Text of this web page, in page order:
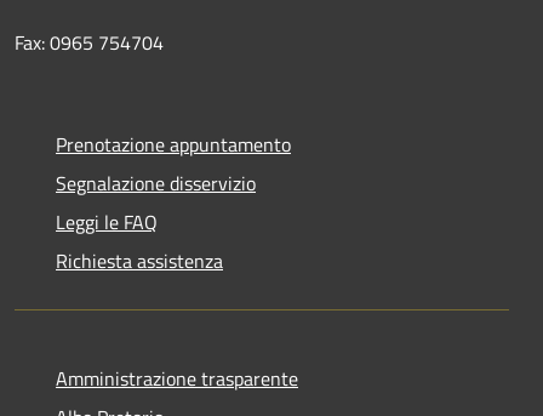
Fax: 0965 754704
Prenotazione appuntamento
Segnalazione disservizio
Leggi le FAQ
Richiesta assistenza
Amministrazione trasparente